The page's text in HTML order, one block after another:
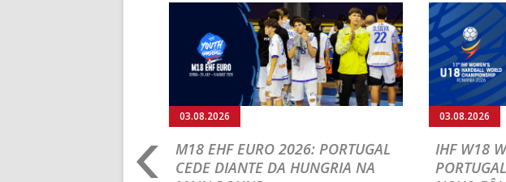
03.08.2026
M18 EHF EURO 2026: PORTUGAL
CEDE DIANTE DA HUNGRIA NA
03.08.2026
IHF W18